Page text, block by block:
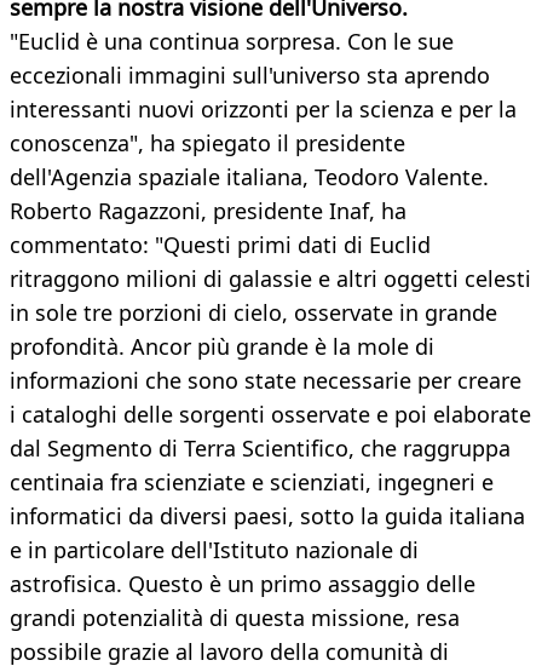
sempre la nostra visione dell'Universo.
"Euclid è una continua sorpresa. Con le sue
eccezionali immagini sull'universo sta aprendo
interessanti nuovi orizzonti per la scienza e per la
conoscenza", ha spiegato il presidente
dell'Agenzia spaziale italiana, Teodoro Valente.
Roberto Ragazzoni, presidente Inaf, ha
commentato: "Questi primi dati di Euclid
ritraggono milioni di galassie e altri oggetti celesti
in sole tre porzioni di cielo, osservate in grande
profondità. Ancor più grande è la mole di
informazioni che sono state necessarie per creare
i cataloghi delle sorgenti osservate e poi elaborate
dal Segmento di Terra Scientifico, che raggruppa
centinaia fra scienziate e scienziati, ingegneri e
informatici da diversi paesi, sotto la guida italiana
e in particolare dell'Istituto nazionale di
astrofisica. Questo è un primo assaggio delle
grandi potenzialità di questa missione, resa
possibile grazie al lavoro della comunità di